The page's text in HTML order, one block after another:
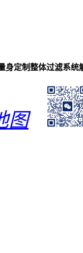
身定制整体过滤系统
图